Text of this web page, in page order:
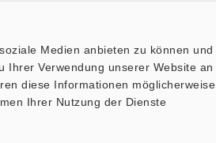
Medien anbieten zu können und
Verwendung unserer Website an
diese Informationen möglicherweise
Ihrer Nutzung der Dienste